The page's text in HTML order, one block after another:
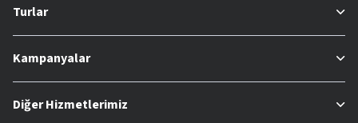
Turlar
Kampanyalar
Diğer Hizmetlerimiz